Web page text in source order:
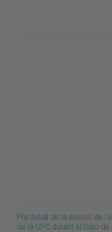
Pla detall de la secció de
de la UPC durant el Saló